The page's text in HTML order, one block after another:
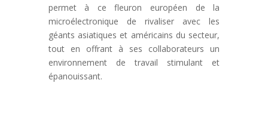
permet à ce fleuron européen de la
microélectronique de rivaliser avec les
géants asiatiques et américains du secteur,
tout en offrant à ses collaborateurs un
environnement de travail stimulant et
épanouissant.